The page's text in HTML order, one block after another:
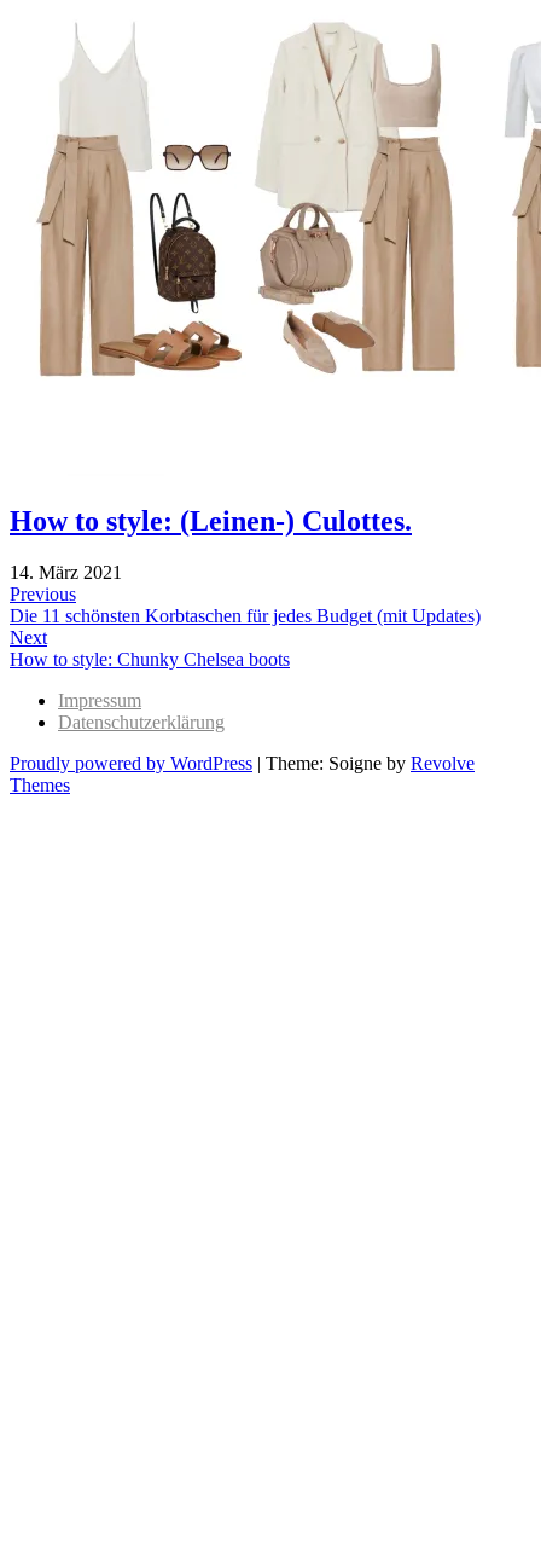
How to style: (Leinen-) Culottes.
14. März 2021
Beitragsnavigation
Previous
Previous
post:
Die 11 schönsten Korbtaschen für jedes Budget (mit Updates)
Next
Next
How to style: Chunky Chelsea boots
Impressum
Datenschutzerklärung
Proudly powered by WordPress | Theme: Soigne by Revolve
Themes